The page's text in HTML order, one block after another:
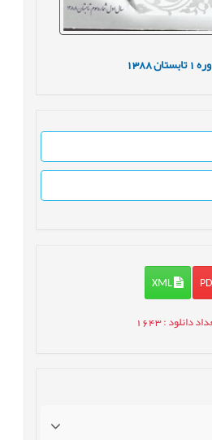
1 تابستان1388
XML
دانلود: 1643